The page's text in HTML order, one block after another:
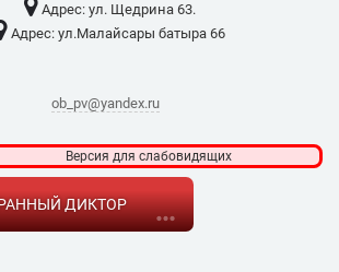
Адрес: ​ул. Щедрина 63.
Адрес: ​ул.Малайсары батыра 66
ob_pv@yandex.ru
Версия для слабовидящих
ДИКТОР